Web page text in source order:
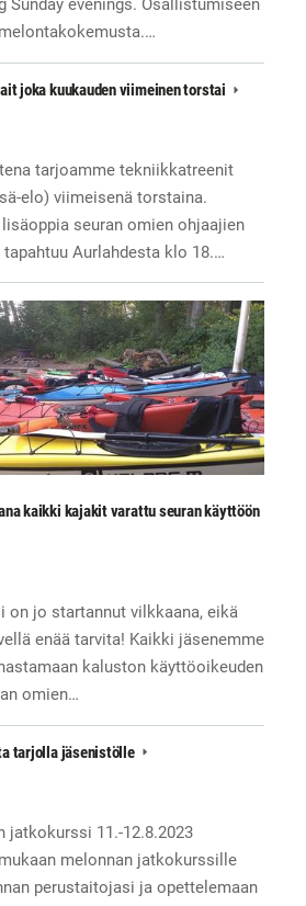
Sunday evenings. Osallistumiseen
joka kuukauden viimeinen torstai
tarjoamme tekniikkatreenit
elo) viimeisenä torstaina.
seuran omien ohjaajien
Aurlahdesta klo 18.…
kaikki kajakit varattu seuran käyttöön
on jo startannut vilkkaana, eikä
enää tarvita! Kaikki jäsenemme
kaluston käyttöoikeuden
omien…
tarjolla jäsenistölle
jatkokurssi 11.-12.8.2023
melonnan jatkokurssille
perustaitojasi ja opettelemaan